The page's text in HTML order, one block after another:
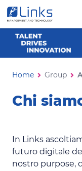
Torna alla
Vai al menu di
Vai ai contenuti
Vai al footer
About Us
Ti trovi in:
Home Group
Chi
In Links
futuro digitale
nostro purpose,